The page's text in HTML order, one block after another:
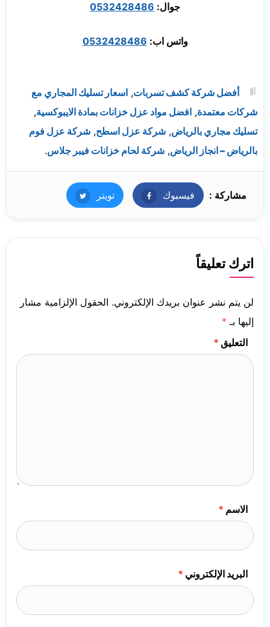
جوال: 0532428486
واتس اب: 0532428486
أفضل شركة كشف تسربات, اسعار تسليك المجاري مع
شركات معتمدة, افضل مواد عزل خزانات بمادة الايبوكسية,
تسليك مجاري بالرياض, شركة عزل اسطح, شركة عزل فوم
بالرياض – انجاز الرياض, شركة لحام خزانات فيبر جلاس.
مشاركة : فيسبوك فيسبوكتويتر تويتر
اترك تعليقاً
لن يتم نشر عنوان بريدك الإلكتروني. الحقول الإلزامية مشار
إليها بـ *
التعليق *
الاسم *
البريد الإلكتروني *